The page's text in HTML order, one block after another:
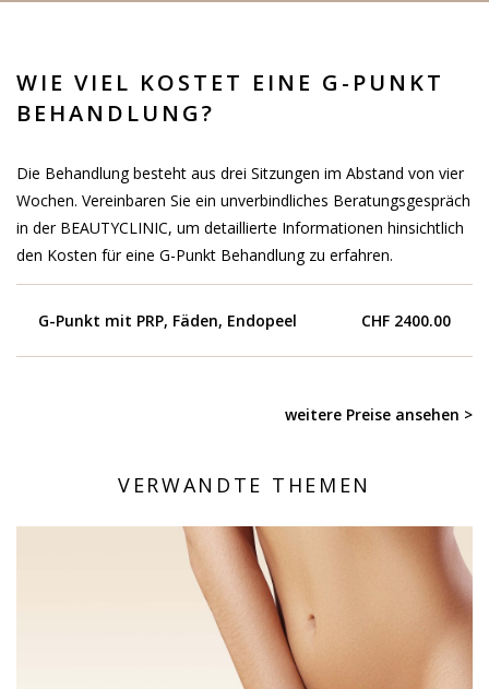
WIE VIEL KOSTET EINE G-PUNKT
BEHANDLUNG?
Die Behandlung besteht aus drei Sitzungen im Abstand von vier
Wochen. Vereinbaren Sie ein unverbindliches Beratungsgespräch
in der BEAUTYCLINIC, um detaillierte Informationen hinsichtlich
den Kosten für eine G-Punkt Behandlung zu erfahren.
G-Punkt mit PRP, Fäden, Endopeel CHF 2400.00
weitere Preise ansehen >
VERWANDTE THEMEN